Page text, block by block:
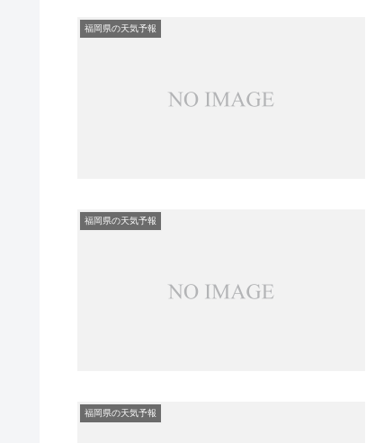
福岡県の天気予報
福岡県の天気予報
福岡県の天気予報